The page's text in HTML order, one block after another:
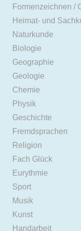
Formenzeichnen /
Heimat- und
Naturkunde
Biologie
Geographie
Geologie
Chemie
Physik
Geschichte
Fremdsprachen
Religion
Fach Glück
Eurythmie
Sport
Musik
Kunst
Handarbeit